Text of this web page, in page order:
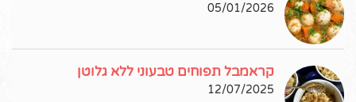
05/01/2026
קראמבל תפוחים טבעוני ללא גלוטן
12/07/2025